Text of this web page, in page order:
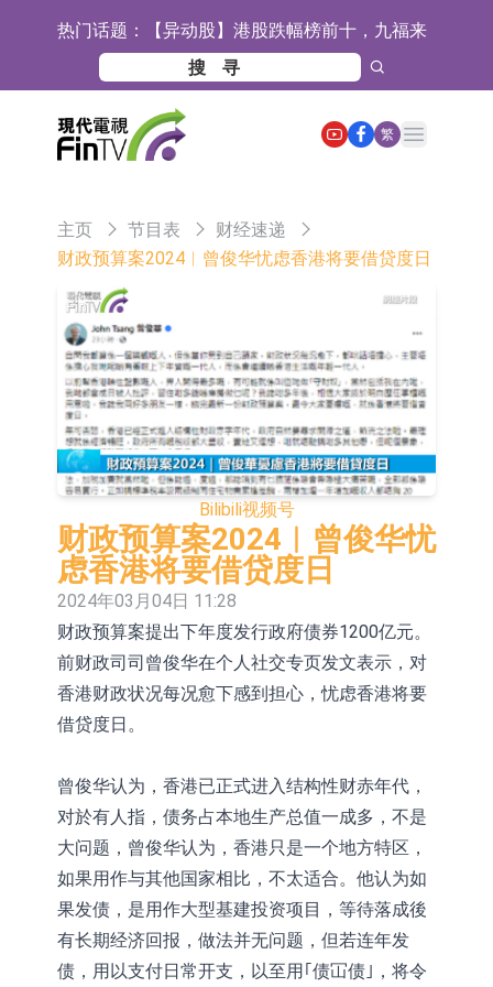
热门话题： 【异动股】港股跌幅榜前十，九福来
(08611.HK)跌21.43%，天瑞汽车内饰
(06162.HK)跌18.44%
【异动股】港股涨幅榜前十，佳明集
团控股(01271.HK)涨+78.22%，拿森
科技(02261.HK)涨+64.11%
斯迪克：公司为国内折叠屏核心功能
材料供应商
恒瑞医药：公司已在中国获批上市26
目标客户的测试认证
上期所：7月份对11个实际控制关系
账户组采取限制开仓的监管措施
特发服务：成功中标哔哩哔哩上海滨
江总部物业服务项目
亚太股份：公司是零跑汽车和
Stellantis集团的供应商
理工雷科面向边缘AI场景推出"山
海"系列智算模组 系列产品基于国产
CPU与GPU构建
【异动股】医疗研发外包板块拉升，
博腾股份(300363.CN)涨20.02%
日韩股市收盘双双下跌
依米康：海外交付以东南亚、中东市
场为主 并已取得欧美相关认证
上交所：财通多策略福鑫定期开放灵
活配置混合型发起式证券投资基金临
时停牌
上交所：景顺长城全球半导体芯片产
业股票型证券投资基金临时停牌
【异动股】港股跌幅榜前十，卡森国
际(00496.HK)跌22.40%，九福来
【异动股】港股涨幅榜前十，拿森科
(02286.HK)涨+64.91%
100%
【异动股】焦炭Ⅲ板块下挫，陕西黑
猫(601015.CN)跌8.38%
浙江证监局对财通证券股份有限公司
采取出具警示函措施
山金国际：港股上市工作正常推进中
繁
Open main menu
主页 节目表
财经速递
财政预算案2024︱曾俊华忧虑香港将要借贷度日
Bilibili视频号
财政预算案2024︱曾俊华忧
虑香港将要借贷度日
2024年03月04日 11:28
财政预算案提出下年度发行政府债券1200亿元。
前财政司司曾俊华在个人社交专页发文表示，对
香港财政状况每况愈下感到担心，忧虑香港将要
借贷度日。
曾俊华认为，香港已正式进入结构性财赤年代，
对於有人指，债务占本地生产总值一成多，不是
大问题，曾俊华认为，香港只是一个地方特区，
如果用作与其他国家相比，不太适合。他认为如
果发债，是用作大型基建投资项目，等待落成後
有长期经济回报，做法并无问题，但若连年发
债，用以支付日常开支，以至用｢债冚债｣，将令